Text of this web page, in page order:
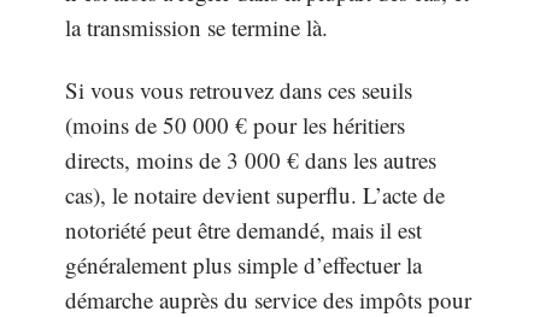
la transmission se termine là.
Si vous vous retrouvez dans ces seuils
(moins de 50 000 € pour les héritiers
directs, moins de 3 000 € dans les autres
cas), le notaire devient superflu. L’acte de
notoriété peut être demandé, mais il est
généralement plus simple d’effectuer la
démarche auprès du service des impôts pour